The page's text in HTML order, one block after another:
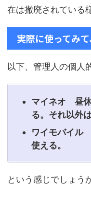
在は撤廃されている
実際に使ってみ
以下、管理人の個人
マイネオ 昼
る。それ以外
ワイモバイル
使える。
という感じでしょう